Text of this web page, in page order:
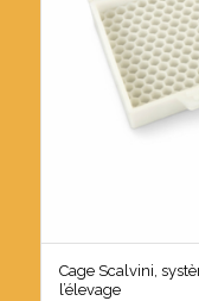
Cage Scalvini,
l’élevage